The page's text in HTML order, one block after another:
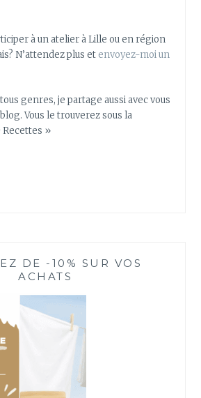
à un atelier à Lille ou en région
N’attendez plus et envoyez-moi un
genres, je partage aussi avec vous
Vous le trouverez sous la
Recettes »
DE -10% SUR VOS
ACHATS